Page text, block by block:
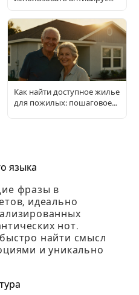
полное пошаговое
руководство
Как найти доступное жилье
для пожилых: пошаговое
языка
фразы в
идеально
нот.
найти смысл
и уникально